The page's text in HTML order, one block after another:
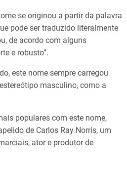
se originou a partir da palavra
pode ser traduzido literalmente
de acordo com alguns
e robusto”.
este nome sempre carregou
masculino, como a
populares com este nome,
de Carlos Ray Norris, um
ator e produtor de